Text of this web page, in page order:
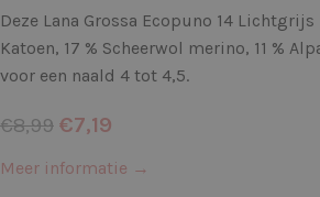
Deze Lana Grossa Ecopuno 14
Katoen, 17 % Scheerwol merino, 11 %
voor een naald 4 tot 4,5.
€8,99 €7,19
Meer informatie →